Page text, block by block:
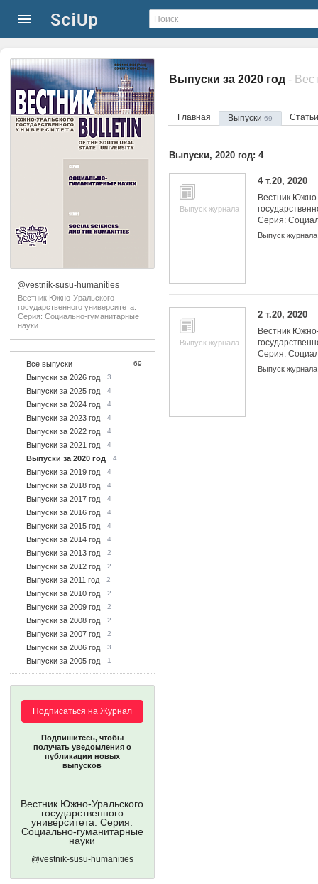
@vestnik-susu-humanities
Вестник Южно-Уральского
государственного университета.
Серия: Социально-гуманитарные
науки
Все выпуски 69
Выпуски за 2026 год 3
Выпуски за 2025 год 4
Выпуски за 2024 год 4
Выпуски за 2023 год 4
Выпуски за 2022 год 4
Выпуски за 2021 год 4
Выпуски за 2020 год 4
Выпуски за 2019 год 4
Выпуски за 2018 год 4
Выпуски за 2017 год 4
Выпуски за 2016 год 4
Выпуски за 2015 год 4
Выпуски за 2014 год 4
Выпуски за 2013 год 2
Выпуски за 2012 год 2
Выпуски за 2011 год 2
Выпуски за 2010 год 2
Выпуски за 2009 год 2
Выпуски за 2008 год 2
Выпуски за 2007 год 2
Выпуски за 2006 год 3
Выпуски за 2005 год 1
Подписаться на Журнал
Подпишитесь, чтобы
получать уведомления о
публикации новых
выпусков
Вестник Южно-Уральского
государственного
университета. Серия:
Социально-гуманитарные
науки
@vestnik-susu-humanities
Выпуски за 2020 год
Главная Выпуски 69
Выпуски, 2020 год: 4
Выпуск журнала
4 т.20, 2020
Вестник
Серия:
науки
Выпуск журнала
Выпуск журнала
2 т.20, 2020
Вестник
Серия:
науки
Выпуск журнала